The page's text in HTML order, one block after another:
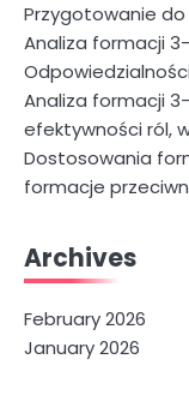
Przygotowanie
Analiza formacji
Analiza formacji
efektywności ról,
Dostosowania
formacje
Archives
February 2026
January 2026